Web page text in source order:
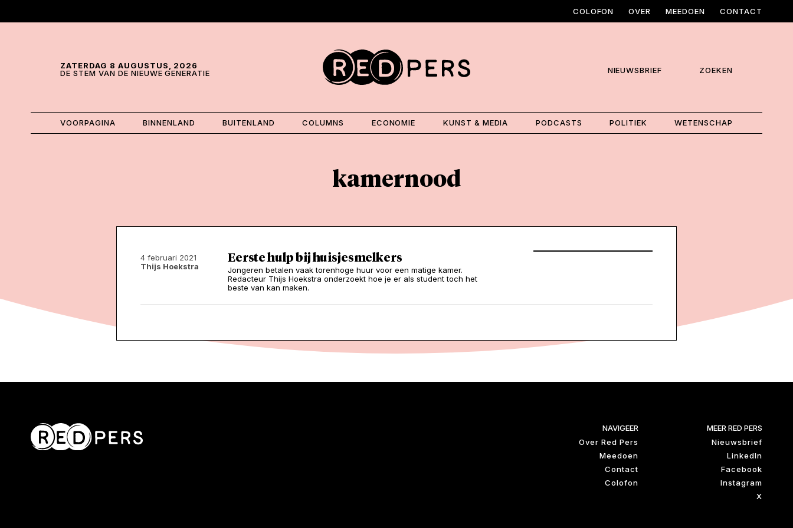
COLOFON OVER MEEDOEN CONTACT
ZATERDAG 8 AUGUSTUS, 2026
DE STEM VAN DE NIEUWE GENERATIE
NIEUWSBRIEF ZOEKEN
VOORPAGINA BINNENLAND BUITENLAND COLUMNS ECONOMIE KUNST & MEDIA PODCASTS POLITIEK WETENSCHAP
kamernood
4 februari 2021
Thijs Hoekstra
Eerste hulp bij huisjesmelkers
Jongeren betalen vaak torenhoge huur voor een matige kamer.
Redacteur Thijs Hoekstra onderzoekt hoe je er als student toch het
beste van kan maken.
NAVIGEER
Over Red Pers
Meedoen
Contact
Colofon
MEER RED PERS
Nieuwsbrief
LinkedIn
Facebook
Instagram
X